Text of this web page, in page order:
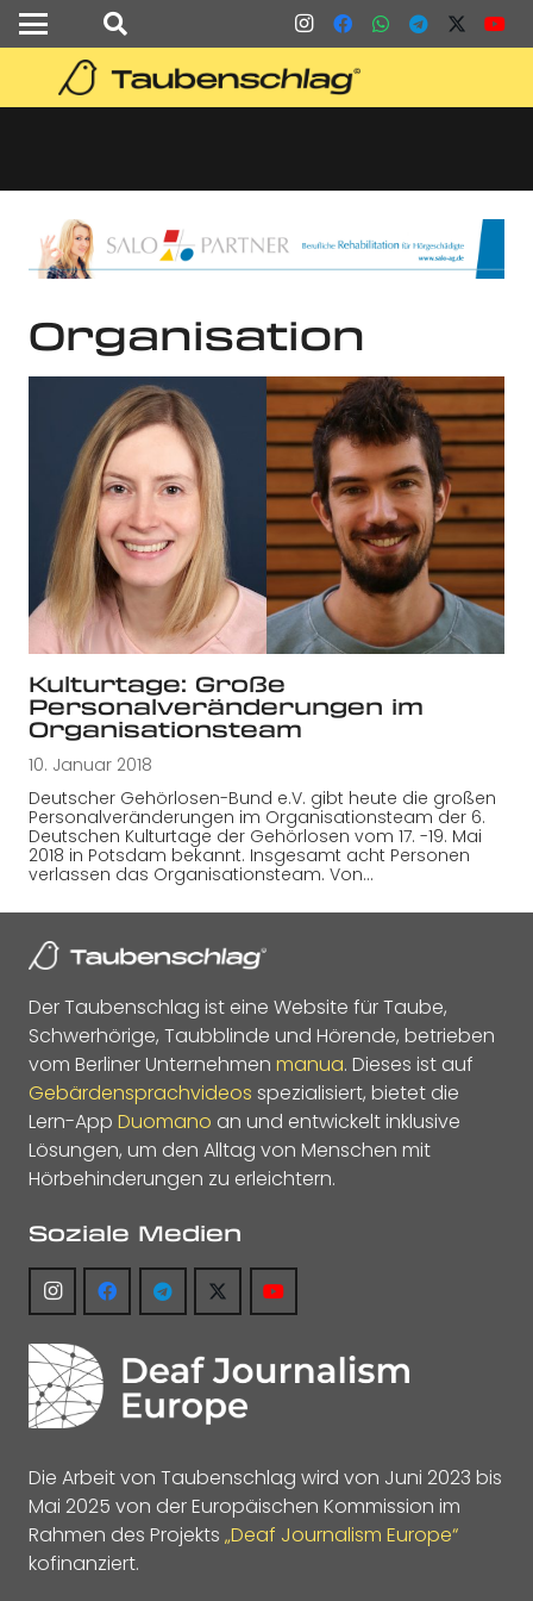
Organisation
Kulturtage: Große
Personalveränderungen im
Organisationsteam
10. Januar 2018
Deutscher Gehörlosen-Bund e.V. gibt heute die großen
Personalveränderungen im Organisationsteam der 6.
Deutschen Kulturtage der Gehörlosen vom 17. -19. Mai
2018 in Potsdam bekannt. Insgesamt acht Personen
verlassen das Organisationsteam. Von…
Der Taubenschlag ist eine Website für Taube,
Schwerhörige, Taubblinde und Hörende, betrieben
vom Berliner Unternehmen manua. Dieses ist auf
Gebärdensprachvideos spezialisiert, bietet die
Lern-App Duomano an und entwickelt inklusive
Lösungen, um den Alltag von Menschen mit
Hörbehinderungen zu erleichtern.
Soziale Medien
Die Arbeit von Taubenschlag wird von Juni 2023 bis
Mai 2025 von der Europäischen Kommission im
Rahmen des Projekts „Deaf Journalism Europe“
kofinanziert.